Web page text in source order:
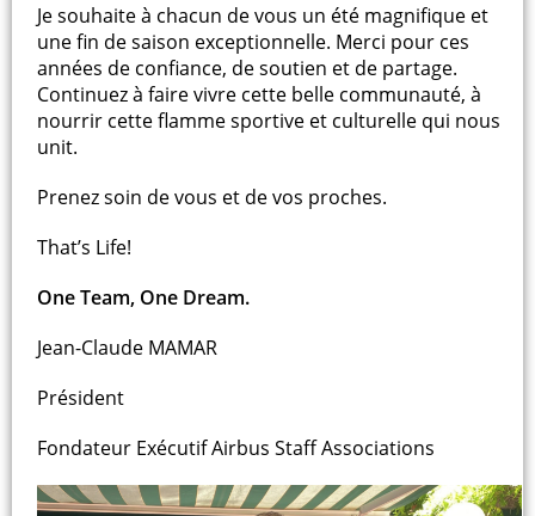
Je souhaite à chacun de vous un été magnifique et
une fin de saison exceptionnelle. Merci pour ces
années de confiance, de soutien et de partage.
Continuez à faire vivre cette belle communauté, à
nourrir cette flamme sportive et culturelle qui nous
unit.
Prenez soin de vous et de vos proches.
That’s Life!
One Team, One Dream.
Jean-Claude MAMAR
Président
Fondateur Exécutif Airbus Staff Associations